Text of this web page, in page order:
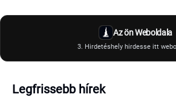
Az ön Weboldala
3. Hirdetéshely hirdesse itt
Legfrissebb hírek